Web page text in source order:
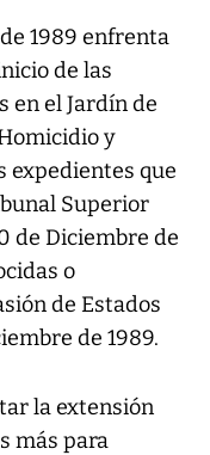
1989 enfrenta
de las
en el Jardín de
y
expedientes que
Superior
de Diciembre de
o
de Estados
de 1989.
la extensión
más para